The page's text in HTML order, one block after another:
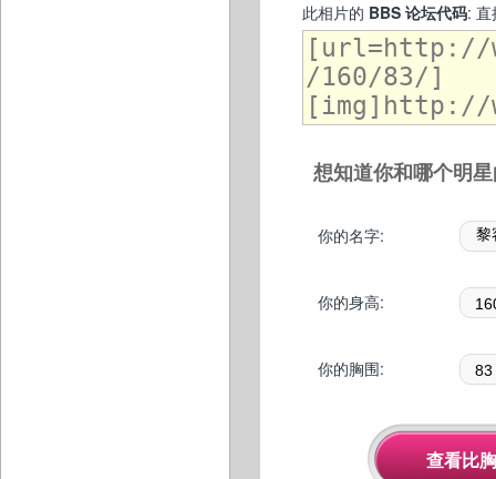
此相片的 BBS 论坛代码: 直
想知道你和哪个明
你的名字:
你的身高:
你的胸围: